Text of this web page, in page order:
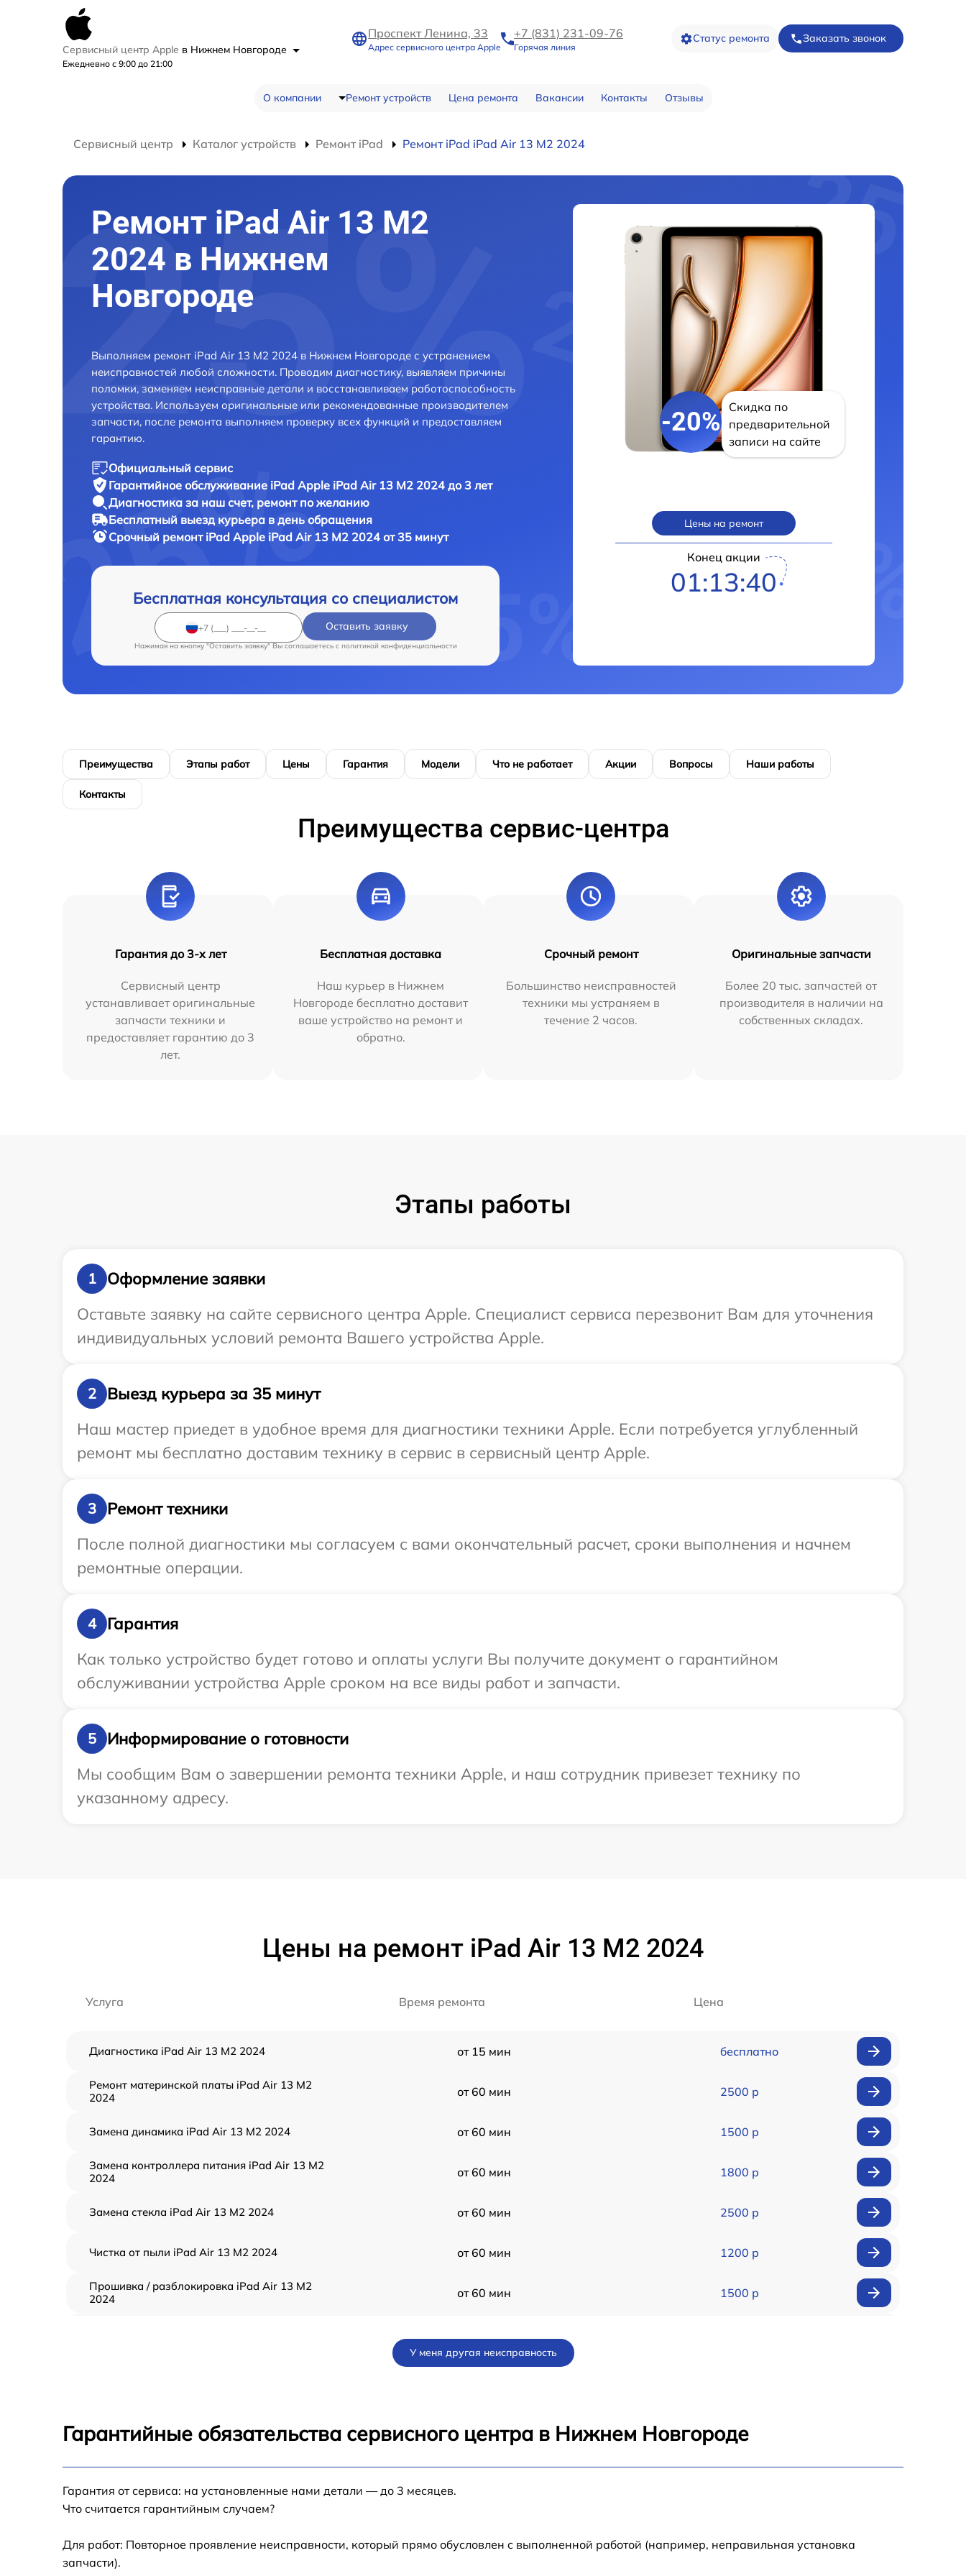
Сервисный центр Apple в Нижнем Новгороде
Ежедневно с 9:00 до 21:00
Проспект Ленина, 33
Адрес сервисного центра Apple
+7 (831) 231-09-76
Горячая линия
Статус ремонта Заказать звонок
О компании Ремонт устройств Цена ремонта Вакансии Контакты Отзывы
Сервисный центр Каталог устройств Ремонт iPad Ремонт iPad iPad Air 13 M2 2024
Ремонт iPad Air 13 M2
2024 в Нижнем
Новгороде
Выполняем ремонт iPad Air 13 M2 2024 в Нижнем Новгороде с устранением
неисправностей любой сложности. Проводим диагностику, выявляем причины
поломки, заменяем неисправные детали и восстанавливаем работоспособность
устройства. Используем оригинальные или рекомендованные производителем
запчасти, после ремонта выполняем проверку всех функций и предоставляем
гарантию.
Официальный сервис
Гарантийное обслуживание iPad Apple iPad Air 13 M2 2024 до 3 лет
Диагностика за наш счет, ремонт по желанию
Бесплатный выезд курьера в день обращения
Срочный ремонт iPad Apple iPad Air 13 M2 2024 от 35 минут
Бесплатная консультация со специалистом
Оставить заявку
Нажимая на кнопку "Оставить заявку" Вы соглашаетесь c политикой конфиденциальности
-20%
Скидка по
предварительной
записи на сайте
Цены на ремонт
Конец акции
01:13:39
Преимущества Этапы работ Цены Гарантия Модели Что не работает Акции Вопросы Наши работы
Контакты
Преимущества сервис-центра
Гарантия до 3-х лет
Сервисный центр
устанавливает оригинальные
запчасти техники и
предоставляет гарантию до 3
лет.
Бесплатная доставка
Наш курьер в Нижнем
Новгороде бесплатно доставит
ваше устройство на ремонт и
обратно.
Срочный ремонт
Большинство неисправностей
техники мы устраняем в
течение 2 часов.
Оригинальные запчасти
Более 20 тыс. запчастей от
производителя в наличии на
собственных складах.
Этапы работы
1
Оформление заявки
Оставьте заявку на сайте сервисного центра Apple. Специалист сервиса перезвонит Вам для уточнения
индивидуальных условий ремонта Вашего устройства Apple.
2
Выезд курьера за 35 минут
Наш мастер приедет в удобное время для диагностики техники Apple. Если потребуется углубленный
ремонт мы бесплатно доставим технику в сервис в сервисный центр Apple.
3
Ремонт техники
После полной диагностики мы согласуем с вами окончательный расчет, сроки выполнения и начнем
ремонтные операции.
4
Гарантия
Как только устройство будет готово и оплаты услуги Вы получите документ о гарантийном
обслуживании устройства Apple сроком на все виды работ и запчасти.
5
Информирование о готовности
Мы сообщим Вам о завершении ремонта техники Apple, и наш сотрудник привезет технику по
указанному адресу.
Цены на ремонт iPad Air 13 M2 2024
Услуга Время ремонта Цена
Диагностика iPad Air 13 M2 2024 от 15 мин бесплатно
Ремонт материнской платы iPad Air 13 M2
2024
от 60 мин 2500 р
Замена динамика iPad Air 13 M2 2024 от 60 мин 1500 р
Замена контроллера питания iPad Air 13 M2
2024
от 60 мин 1800 р
Замена стекла iPad Air 13 M2 2024 от 60 мин 2500 р
Чистка от пыли iPad Air 13 M2 2024 от 60 мин 1200 р
Прошивка / разблокировка iPad Air 13 M2
2024
от 60 мин 1500 р
Замена корпуса iPad Air 13 M2 2024
У меня другая неисправность
Гарантийные обязательства сервисного центра в Нижнем Новгороде
Гарантия от сервиса: на установленные нами детали — до 3 месяцев.
Что считается гарантийным случаем?
Для работ: Повторное проявление неисправности, который прямо обусловлен с выполненной работой (например, неправильная установка
запчасти).